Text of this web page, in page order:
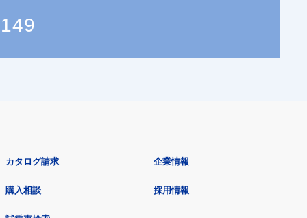
カタログ請求
購入相談
企業情報
採用情報